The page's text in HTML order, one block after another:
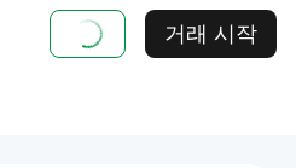
거래 시작